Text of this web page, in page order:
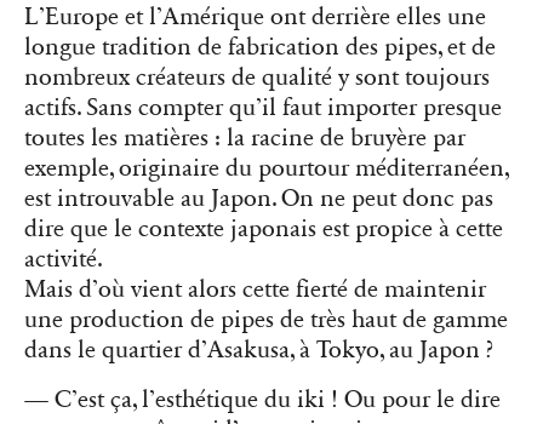
L’Europe et l’Amérique ont derrière elles une
longue tradition de fabrication des pipes, et de
nombreux créateurs de qualité y sont toujours
actifs. Sans compter qu’il faut importer presque
toutes les matières : la racine de bruyère par
exemple, originaire du pourtour méditerranéen,
est introuvable au Japon. On ne peut donc pas
dire que le contexte japonais est propice à cette
activité.
Mais d’où vient alors cette fierté de maintenir
une production de pipes de très haut de gamme
dans le quartier d’Asakusa, à Tokyo, au Japon ?
— C’est ça, l’esthétique du iki ! Ou pour le dire